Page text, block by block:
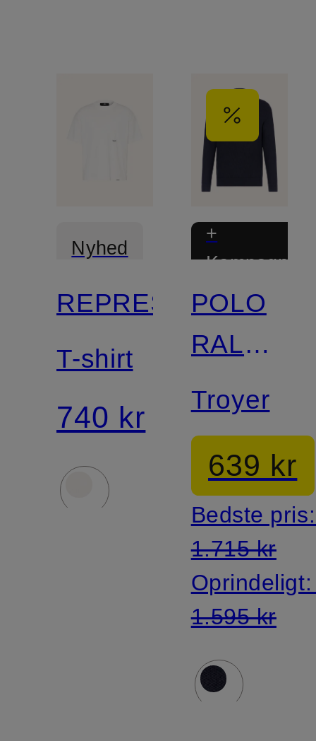
Nyhed
REPRESENT
T-shirt
740 kr
+
POLO
RALPH
LAUREN
Troyer
639 kr
Bedste
1.715 kr
1.595 kr